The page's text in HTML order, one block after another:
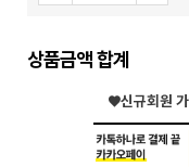
상품금액 합계
♥신규회원 가